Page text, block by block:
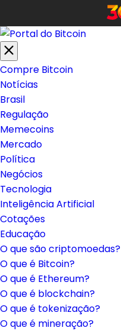
Compre Bitcoin
Notícias
Brasil
Regulação
Memecoins
Mercado
Política
Negócios
Tecnologia
Inteligência Artificial
Cotações
Educação
O que são criptomoedas?
O que é Bitcoin?
O que é Ethereum?
O que é blockchain?
O que é tokenização?
O que é mineração?